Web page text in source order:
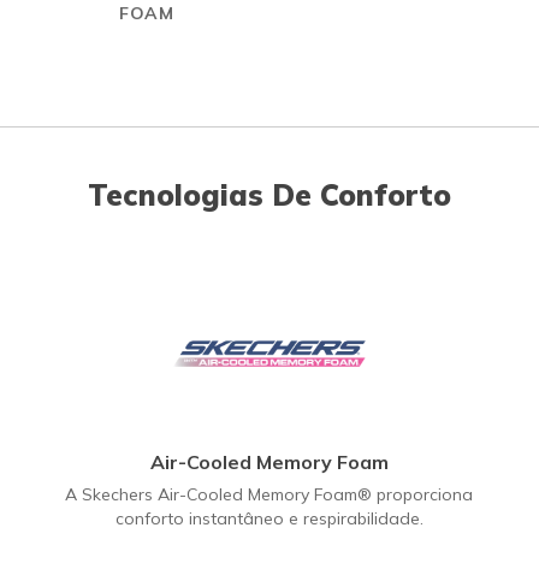
FOAM
Tecnologias De Conforto
Air-Cooled Memory Foam
A Skechers Air-Cooled Memory Foam® proporciona
conforto instantâneo e respirabilidade.